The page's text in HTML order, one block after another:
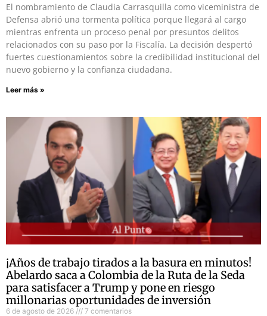
El nombramiento de Claudia Carrasquilla como viceministra de
Defensa abrió una tormenta política porque llegará al cargo
mientras enfrenta un proceso penal por presuntos delitos
relacionados con su paso por la Fiscalía. La decisión despertó
fuertes cuestionamientos sobre la credibilidad institucional del
nuevo gobierno y la confianza ciudadana.
Leer más »
¡Años de trabajo tirados a la basura en minutos!
Abelardo saca a Colombia de la Ruta de la Seda
para satisfacer a Trump y pone en riesgo
millonarias oportunidades de inversión
6 de agosto de 2026 7 comentarios